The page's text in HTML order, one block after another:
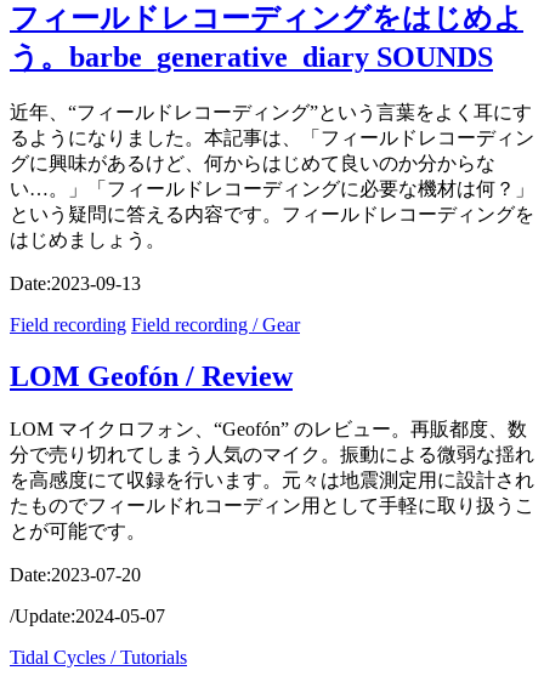
フィールドレコーディングをはじめよ
う。barbe_generative_diary SOUNDS
近年、“フィールドレコーディング”という言葉をよく耳にす
るようになりました。本記事は、「フィールドレコーディン
グに興味があるけど、何からはじめて良いのか分からな
い…。」「フィールドレコーディングに必要な機材は何？」
という疑問に答える内容です。フィールドレコーディングを
はじめましょう。
Date:2023-09-13
Field recording Field recording / Gear
LOM Geofón / Review
LOM マイクロフォン、“Geofón” のレビュー。再販都度、数
分で売り切れてしまう人気のマイク。振動による微弱な揺れ
を高感度にて収録を行います。元々は地震測定用に設計され
たものでフィールドれコーディン用として手軽に取り扱うこ
とが可能です。
Date:2023-07-20
/Update:2024-05-07
Tidal Cycles / Tutorials